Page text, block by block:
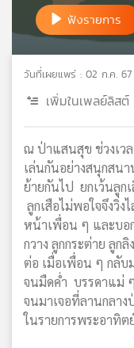
เครือ
ข่าย
ไทย
แผนที่
วิทยุ
เครือ
ข่าย
ฟังรายการ
วันที่เผยแพร่ : 02 ก.ค. 67
เพิ่มในเพลย์ลิสต์
ณ ป่าแสนสุข ช่วงเว
เล่นกันอย่างสนุกสน
ย้ายกันไป ยกเว้นลูก
ลูกเสือไม่พอใจจึงวิ่
หน้าเพื่อน ๆ และบอ
กวาง ลูกกระต่าย ลูก
ต่อ เมื่อเพื่อน ๆ กลับ
จนมืดค่ำ บรรดาแม่
จนมาเจอที่ลานกลาง
ในรายการพระอาทิต